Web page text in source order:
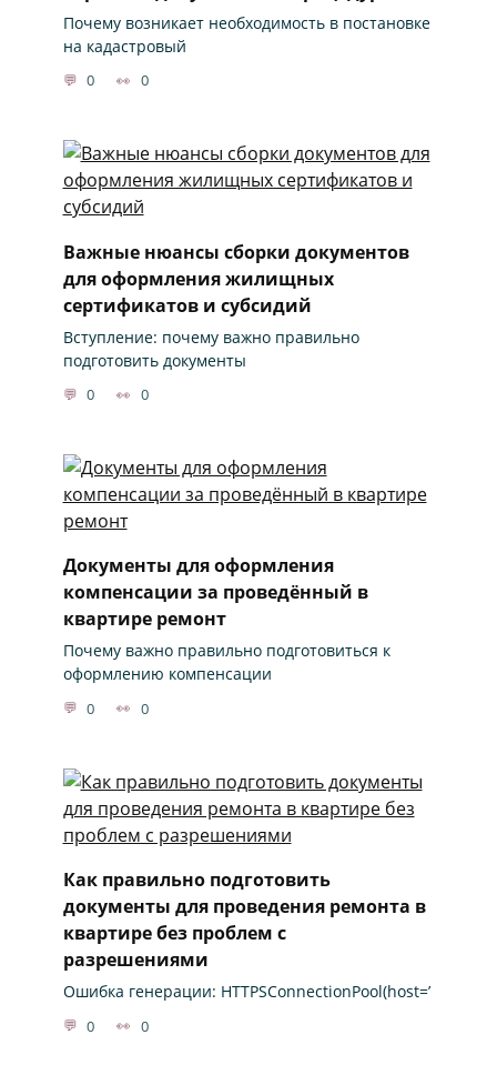
Почему возникает необходимость в постановке
на кадастровый
0 0
Важные нюансы сборки документов
для оформления жилищных
сертификатов и субсидий
Вступление: почему важно правильно
подготовить документы
0 0
Документы для оформления
компенсации за проведённый в
квартире ремонт
Почему важно правильно подготовиться к
оформлению компенсации
0 0
Как правильно подготовить
документы для проведения ремонта в
квартире без проблем с
разрешениями
Ошибка генерации: HTTPSConnectionPool(host=’
0 0